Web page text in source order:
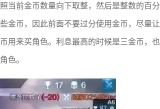
当前金币数量向下取整，然后是整数的百分
金币，因此前面不要过分使用金币，尽量让
用来买角色。利息最高的时候是三金币，也
色。